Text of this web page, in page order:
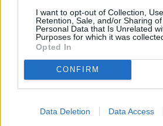
I want to opt-out of Collection, Use,
Retention, Sale, and/or Sharing
Personal Data that Is Unrelated
Purposes for which it was
Opted In
CONFIRM
Data Deletion Data Access
ΠΑΣ Γιάννινα